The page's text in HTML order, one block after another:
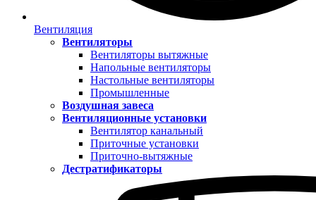
Вентиляция
Вентиляторы
Вентиляторы вытяжные
Напольные вентиляторы
Настольные вентиляторы
Промышленные
Воздушная завеса
Вентиляционные установки
Вентилятор канальный
Приточные установки
Приточно-вытяжные
Дестратификаторы